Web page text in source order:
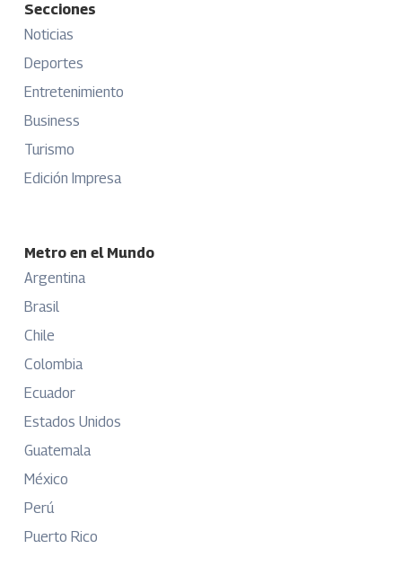
Secciones
Noticias
Deportes
Entretenimiento
Business
Turismo
Edición Impresa
Metro en el Mundo
Argentina
Brasil
Chile
Colombia
Ecuador
Estados Unidos
Guatemala
México
Perú
Puerto Rico